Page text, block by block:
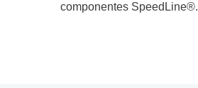
componentes SpeedLine®.